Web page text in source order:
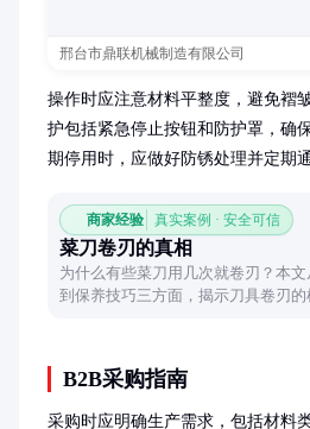
邢台市鼎联机械制造有限公司
操作时应注意材料平整度，避免褶
护包括紧急停止按钮和防护罩，确
期停用时，应做好防锈处理并定期
商家经验 真实案例 · 安全可信
菜刀卷刃的真相
为什么有些菜刀用几次就卷刃？本
到保养技巧三方面，揭示刀具卷刃
B2B采购指南
采购时应明确生产需求，包括材料